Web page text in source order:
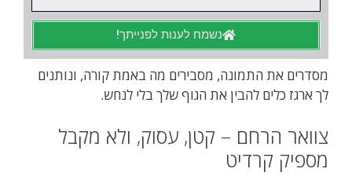
נשמח לענות לפנייתך!
מסדרים את התמונה, מסבירים מה באמת קורה, ונותנים
לך ארגז כלים להבין את הגוף שלך בלי לנחש.
צוואר הרחם – קטן, עסוק, ולא מקבל
מספיק קרדיט